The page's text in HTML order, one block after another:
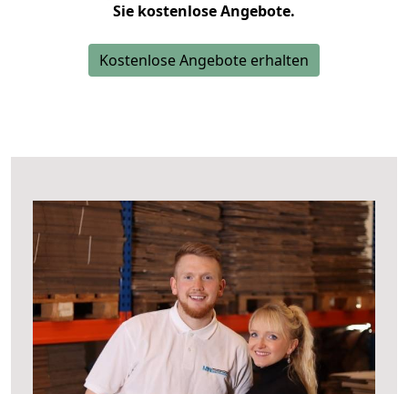
Sie kostenlose Angebote.
Kostenlose Angebote erhalten